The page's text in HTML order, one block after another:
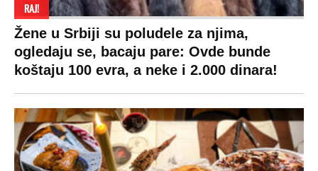
RAJ!
Žene u Srbiji su poludele za njima,
ogledaju se, bacaju pare: Ovde bunde
koštaju 100 evra, a neke i 2.000 dinara!